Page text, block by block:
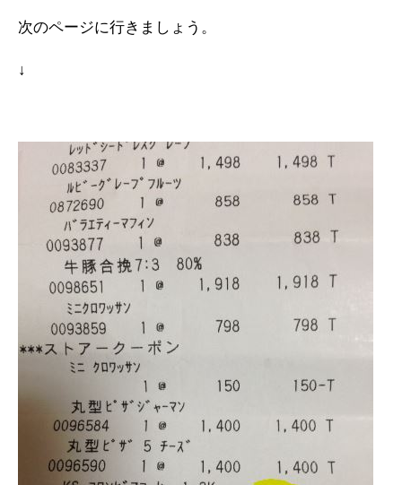
次のページに行きましょう。
↓